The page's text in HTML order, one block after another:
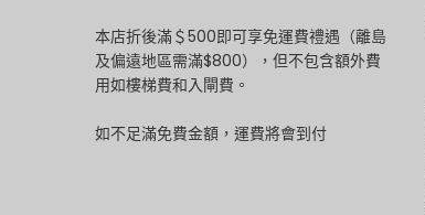
本店折後滿＄500即可享免運費禮遇（離島
及偏遠地區需滿$800），但不包含額外費
用如樓梯費和入閘費。
如不足滿免費金額，運費將會到付